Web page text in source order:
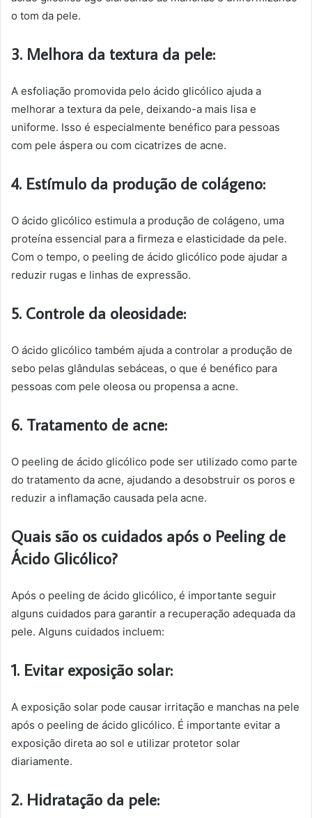
o tom da pele.
3. Melhora da textura da pele:
A esfoliação promovida pelo ácido glicólico ajuda a
melhorar a textura da pele, deixando-a mais lisa e
uniforme. Isso é especialmente benéfico para pessoas
com pele áspera ou com cicatrizes de acne.
4. Estímulo da produção de colágeno:
O ácido glicólico estimula a produção de colágeno, uma
proteína essencial para a firmeza e elasticidade da pele.
Com o tempo, o peeling de ácido glicólico pode ajudar a
reduzir rugas e linhas de expressão.
5. Controle da oleosidade:
O ácido glicólico também ajuda a controlar a produção de
sebo pelas glândulas sebáceas, o que é benéfico para
pessoas com pele oleosa ou propensa a acne.
6. Tratamento de acne:
O peeling de ácido glicólico pode ser utilizado como parte
do tratamento da acne, ajudando a desobstruir os poros e
reduzir a inflamação causada pela acne.
Quais são os cuidados após o Peeling de
Ácido Glicólico?
Após o peeling de ácido glicólico, é importante seguir
alguns cuidados para garantir a recuperação adequada da
pele. Alguns cuidados incluem:
1. Evitar exposição solar:
A exposição solar pode causar irritação e manchas na pele
após o peeling de ácido glicólico. É importante evitar a
exposição direta ao sol e utilizar protetor solar
diariamente.
2. Hidratação da pele: